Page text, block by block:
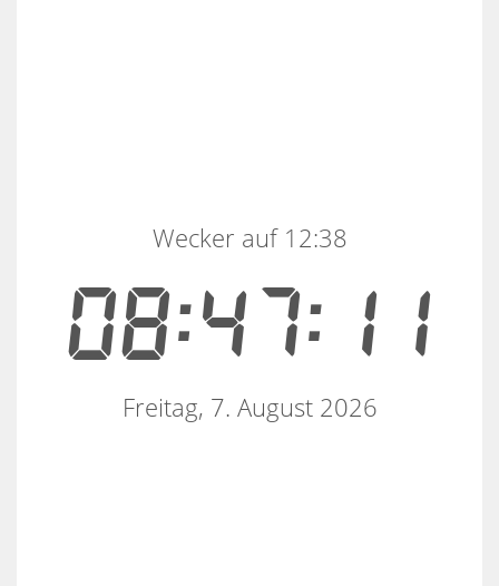
08:47:11
Wecker auf 12:38
Freitag, 7. August 2026